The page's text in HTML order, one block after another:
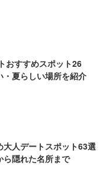
おすすめスポット26
・夏らしい場所を紹介
大人デートスポット63選
ら隠れた名所まで